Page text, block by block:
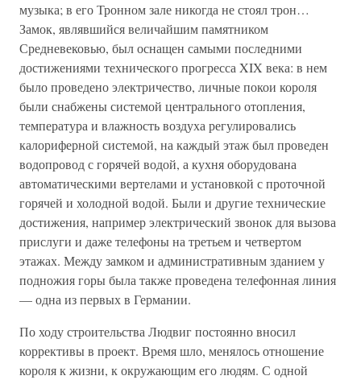
музыка; в его Тронном зале никогда не стоял трон…
Замок, являвшийся величайшим памятником
Средневековью, был оснащен самыми последними
достижениями технического прогресса XIX века: в нем
было проведено электричество, личные покои короля
были снабжены системой центрального отопления,
температура и влажность воздуха регулировались
калориферной системой, на каждый этаж был проведен
водопровод с горячей водой, а кухня оборудована
автоматическими вертелами и установкой с проточной
горячей и холодной водой. Были и другие технические
достижения, например электрический звонок для вызова
прислуги и даже телефоны на третьем и четвертом
этажах. Между замком и административным зданием у
подножия горы была также проведена телефонная линия
— одна из первых в Германии.
По ходу строительства Людвиг постоянно вносил
коррективы в проект. Время шло, менялось отношение
короля к жизни, к окружающим его людям. С одной